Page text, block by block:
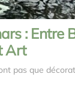
: Entre
Art
pas que